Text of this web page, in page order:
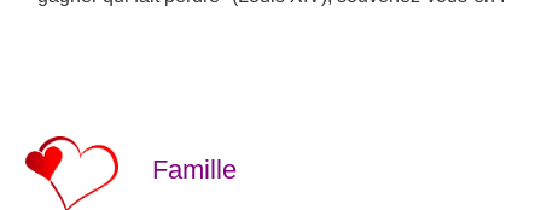
Famille